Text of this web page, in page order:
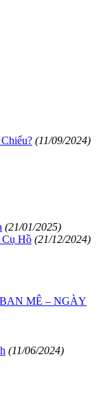
(11/09/2024)
(21/01/2025)
Hồ (21/12/2024)
BAN MÊ – NGÀY
(11/06/2024)